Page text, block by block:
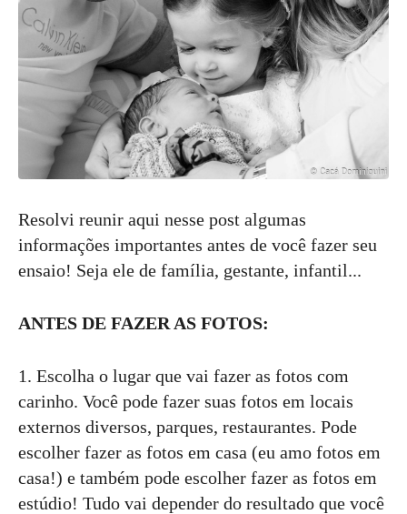
Resolvi reunir aqui nesse post algumas
informações importantes antes de você fazer seu
ensaio! Seja ele de família, gestante, infantil...
ANTES DE FAZER AS FOTOS:
1. Escolha o lugar que vai fazer as fotos com
carinho. Você pode fazer suas fotos em locais
externos diversos, parques, restaurantes. Pode
escolher fazer as fotos em casa (eu amo fotos em
casa!) e também pode escolher fazer as fotos em
estúdio! Tudo vai depender do resultado que você